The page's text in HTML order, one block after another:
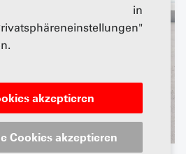
in
akzeptieren
Cookies akzeptieren